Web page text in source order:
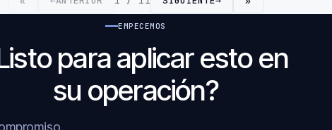
EMPECEMOS
para aplicar esto en
su operación?